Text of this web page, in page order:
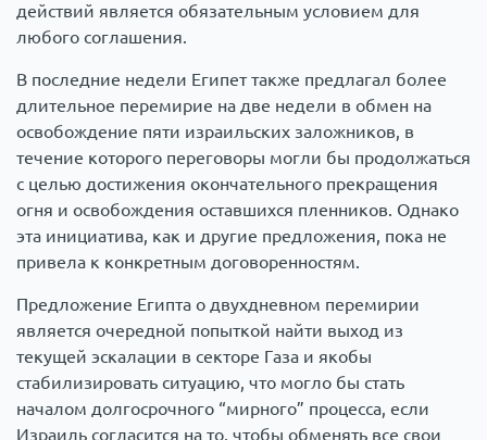
действий является обязательным условием для
любого соглашения.
В последние недели Египет также предлагал более
длительное перемирие на две недели в обмен на
освобождение пяти израильских заложников, в
течение которого переговоры могли бы продолжаться
с целью достижения окончательного прекращения
огня и освобождения оставшихся пленников. Однако
эта инициатива, как и другие предложения, пока не
привела к конкретным договоренностям.
Предложение Египта о двухдневном перемирии
является очередной попыткой найти выход из
текущей эскалации в секторе Газа и якобы
стабилизировать ситуацию, что могло бы стать
началом долгосрочного “мирного” процесса, если
Израиль согласится на то, чтобы обменять все свои